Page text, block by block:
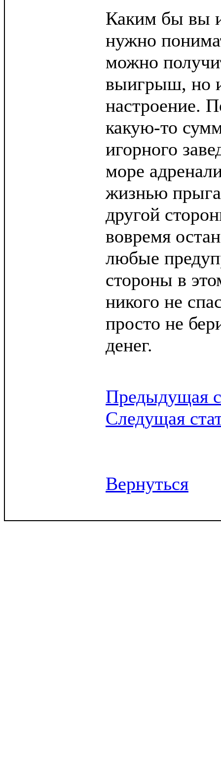
Каким бы вы
нужно
можно
выигрыш, но
настроение.
какую-то
игорного
море
жизнью
другой
вовремя
любые
стороны в
никого не
просто не
денег.
Предыдущая
Следущая
Вернуться